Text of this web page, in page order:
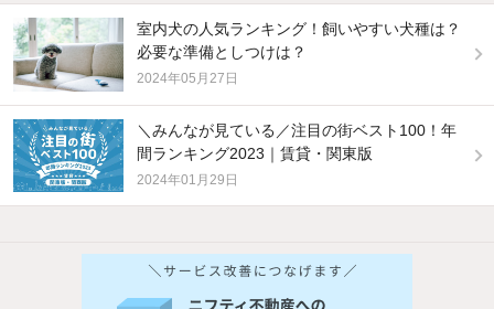
室内犬の人気ランキング！飼いやすい犬種は？
必要な準備としつけは？
2024年05月27日
＼みんなが見ている／注目の街ベスト100！年
間ランキング2023｜賃貸・関東版
2024年01月29日
他の人はこんな条件で絞り込んでいます！